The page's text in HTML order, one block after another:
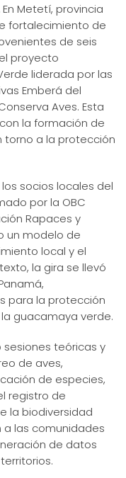
En Metetí, provincia
fortalecimiento de
de seis
proyecto
liderada por las
Emberá del
Aves. Esta
la formación de
torno a la protección
socios locales del
por la OBC
Rapaces y
un modelo de
local y el
la gira se llevó
para la protección
guacamaya verde.
teóricas y
de aves,
de especies,
registro de
la biodiversidad
a las comunidades
de datos